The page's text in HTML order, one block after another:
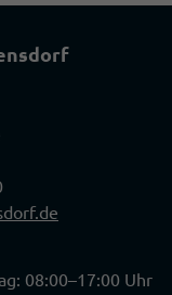
08:00–17:00 Uhr